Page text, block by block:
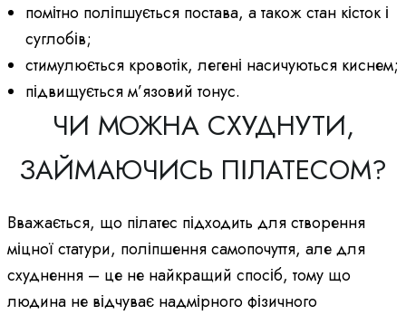
помітно поліпшується постава, а також стан кісток і
суглобів;
стимулюється кровотік, легені насичуються киснем;
підвищується м’язовий тонус.
ЧИ МОЖНА СХУДНУТИ,
ЗАЙМАЮЧИСЬ ПІЛАТЕСОМ?
Вважається, що пілатес підходить для створення
міцної статури, поліпшення самопочуття, але для
схуднення – це не найкращий спосіб, тому що
людина не відчуває надмірного фізичного